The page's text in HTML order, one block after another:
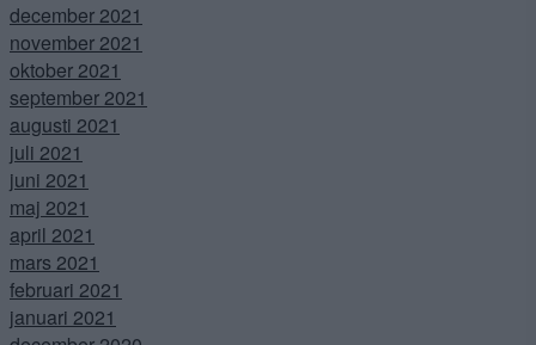
december 2021
november 2021
oktober 2021
september 2021
augusti 2021
juli 2021
juni 2021
maj 2021
april 2021
mars 2021
februari 2021
januari 2021